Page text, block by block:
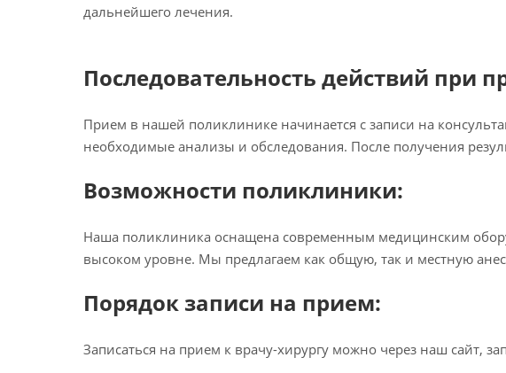
дальнейшего лечения.
Последовательность действий при
Прием в нашей поликлинике начинается с записи на
необходимые анализы и обследования. После получения
Возможности поликлиники:
Наша поликлиника оснащена современным медицинским
высоком уровне. Мы предлагаем как общую, так и местную
Порядок записи на прием:
Записаться на прием к врачу-хирургу можно через наш сайт,